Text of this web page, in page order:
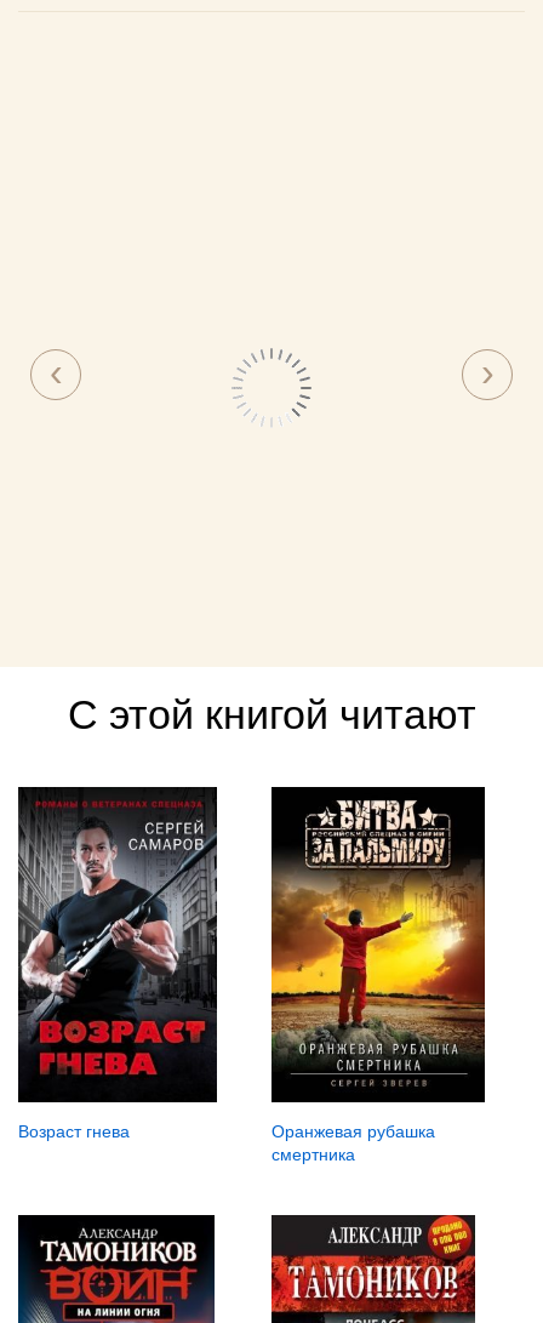
С этой книгой читают
Возраст гнева
Оранжевая рубашка
смертника